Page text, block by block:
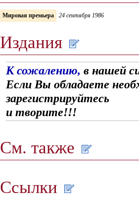
Мировая премьера 24 сентября 1986
Издания
К сожалению, в нашей
Если Вы обладаете
зарегистрируйтесь
и творите!!!
См. также
Ссылки